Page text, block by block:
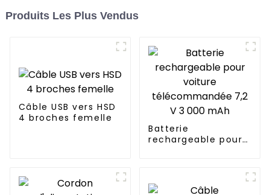
Produits Les Plus Vendus
Câble USB vers HSD
4 broches femelle
Batterie
rechargeable pour